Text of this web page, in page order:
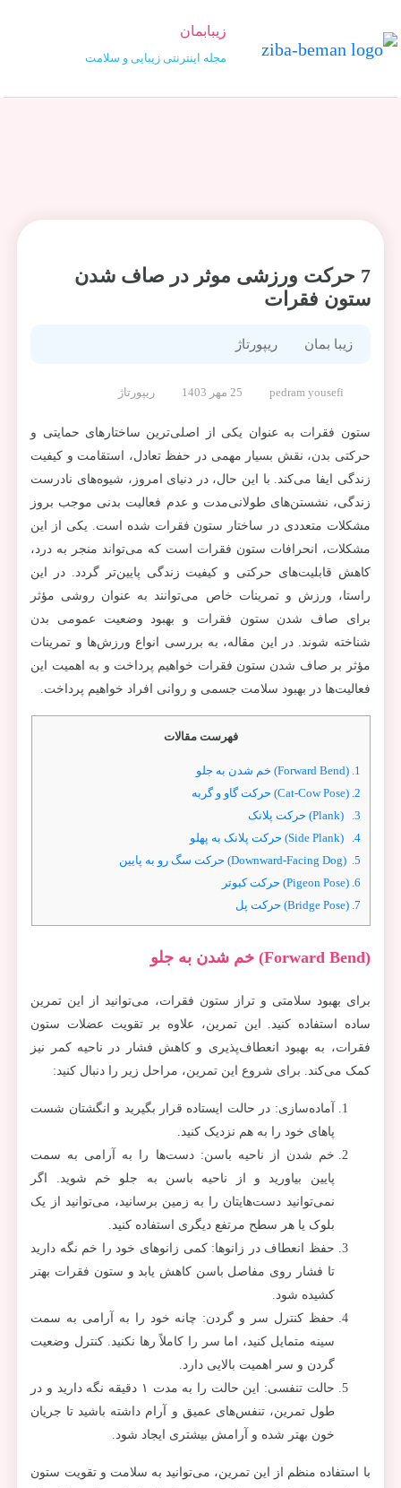
زیبابمان
مجله اینترنتی زیبایی و سلامت
7 حرکت ورزشی موثر در صاف شدن
ستون فقرات
زیبا بمان ریپورتاژ
pedram yousefi 25 مهر 1403 ریپورتاژ
ستون فقرات به عنوان یکی از اصلی‌ترین ساختارهای حمایتی و
حرکتی بدن، نقش بسیار مهمی در حفظ تعادل، استقامت و کیفیت
زندگی ایفا می‌کند. با این حال، در دنیای امروز، شیوه‌های نادرست
زندگی، نشستن‌های طولانی‌مدت و عدم فعالیت بدنی موجب بروز
مشکلات متعددی در ساختار ستون فقرات شده است. یکی از این
مشکلات، انحرافات ستون فقرات است که می‌تواند منجر به درد،
کاهش قابلیت‌های حرکتی و کیفیت زندگی پایین‌تر گردد. در این
راستا، ورزش و تمرینات خاص می‌توانند به عنوان روشی مؤثر
برای صاف شدن ستون فقرات و بهبود وضعیت عمومی بدن
شناخته شوند. در این مقاله، به بررسی انواع ورزش‌ها و تمرینات
مؤثر بر صاف شدن ستون فقرات خواهیم پرداخت و به اهمیت این
فعالیت‌ها در بهبود سلامت جسمی و روانی افراد خواهیم پرداخت.
فهرست مقالات
1. (Forward Bend) خم شدن به جلو
2. (Cat-Cow Pose) حرکت گاو و گربه
3.
(Plank) حرکت پلانک
4.
(Side Plank) حرکت پلانک به پهلو
5. (Downward-Facing Dog) حرکت سگ رو به پایین
6. (Pigeon Pose) حرکت کبوتر
7. (Bridge Pose) حرکت پل
(Forward Bend) خم شدن به جلو
برای بهبود سلامتی و تراز ستون فقرات، می‌توانید از این تمرین
ساده استفاده کنید. این تمرین، علاوه بر تقویت عضلات ستون
فقرات، به بهبود انعطاف‌پذیری و کاهش فشار در ناحیه کمر نیز
کمک می‌کند. برای شروع این تمرین، مراحل زیر را دنبال کنید:
آماده‌سازی: در حالت ایستاده قرار بگیرید و انگشتان شست
پاهای خود را به هم نزدیک کنید.
خم شدن از ناحیه باسن: دست‌ها را به آرامی به سمت
پایین بیاورید و از ناحیه باسن به جلو خم شوید. اگر
نمی‌توانید دست‌هایتان را به زمین برسانید، می‌توانید از یک
بلوک یا هر سطح مرتفع دیگری استفاده کنید.
حفظ انعطاف در زانوها: کمی زانوهای خود را خم نگه دارید
تا فشار روی مفاصل باسن کاهش یابد و ستون فقرات بهتر
کشیده شود.
حفظ کنترل سر و گردن: چانه خود را به آرامی به سمت
سینه متمایل کنید، اما سر را کاملاً رها نکنید. کنترل وضعیت
گردن و سر اهمیت بالایی دارد.
حالت تنفسی: این حالت را به مدت ۱ دقیقه نگه دارید و در
طول تمرین، تنفس‌های عمیق و آرام داشته باشید تا جریان
خون بهتر شده و آرامش بیشتری ایجاد شود.
با استفاده منظم از این تمرین، می‌توانید به سلامت و تقویت ستون